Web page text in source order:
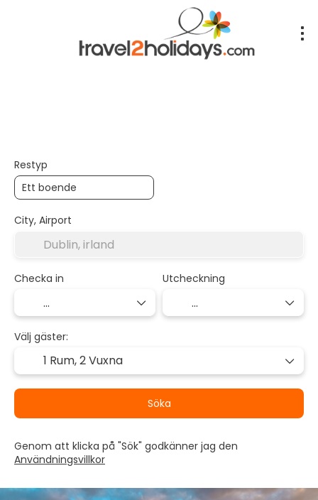
Restyp
City, Airport
Checka in Utcheckning
Välj gäster:
1 Rum,2 Vuxna
Söka
Genom att klicka på "Sök" godkänner jag den
Användningsvillkor